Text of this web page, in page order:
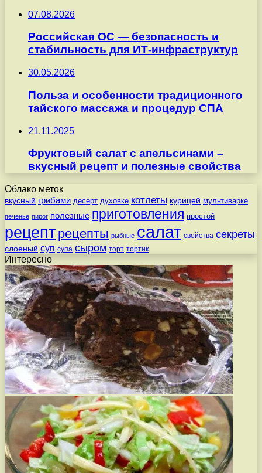
07.08.2026
Российская ОС — безопасность и
стабильность для ИТ-инфраструктур
30.05.2026
Польза и особенности традиционного
тайского массажа и процедур СПА
21.11.2025
Фруктовый салат с апельсинами –
вкусный рецепт и полезные свойства
Облако меток
вкусный грибами десерт духовке котлеты курицей мультиварке
печенье пирог полезные приготовления простой
рецепт рецепты рыбные салат свойства секреты
слоеный суп супа сыром торт тортик
Интересно